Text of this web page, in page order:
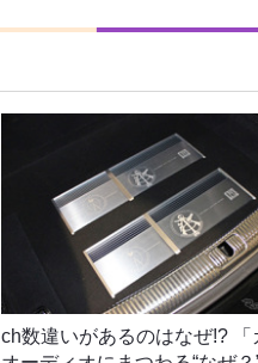
ch数違いがあるのはなぜ!? 「